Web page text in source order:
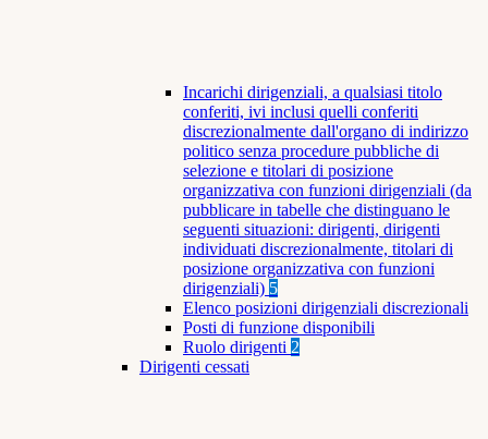
Incarichi dirigenziali, a qualsiasi titolo
conferiti, ivi inclusi quelli conferiti
discrezionalmente dall'organo di indirizzo
politico senza procedure pubbliche di
selezione e titolari di posizione
organizzativa con funzioni dirigenziali (da
pubblicare in tabelle che distinguano le
seguenti situazioni: dirigenti, dirigenti
individuati discrezionalmente, titolari di
posizione organizzativa con funzioni
dirigenziali) 5
Elenco posizioni dirigenziali discrezionali
Posti di funzione disponibili
Ruolo dirigenti 2
Dirigenti cessati